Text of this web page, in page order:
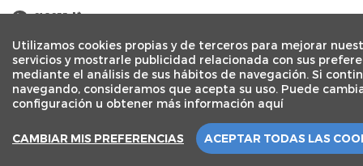
Utilizamos cookies propias y de terceros para mejorar
servicios y mostrarle publicidad relacionada con sus
mediante el análisis de sus hábitos de navegación. Si
navegando, consideramos que acepta su uso. Puede
configuración u obtener más información aquí
CAMBIAR MIS PREFERENCIAS ACEPTAR TODAS LAS
910933...
PUBLICADO: VIERNES 13 DE MARZO 2026
1 / 56